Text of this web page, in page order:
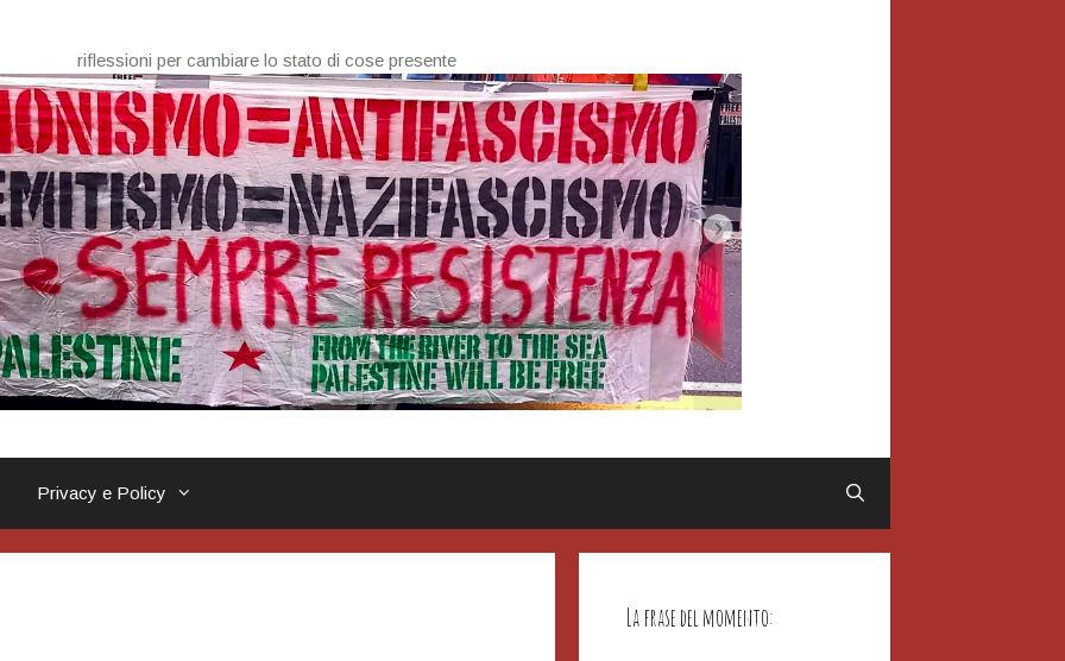
riflessioni per cambiare lo stato di cose presente
Privacy e Policy
La frase del momento: